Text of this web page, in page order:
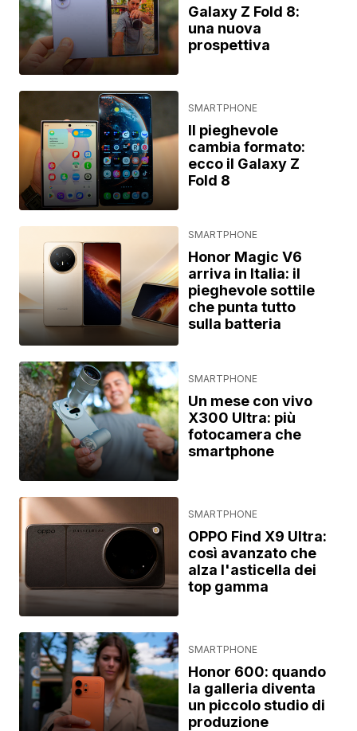
Galaxy Z Fold 8:
una nuova
prospettiva
SMARTPHONE
Il pieghevole
cambia formato:
ecco il Galaxy Z
Fold 8
SMARTPHONE
Honor Magic V6
arriva in Italia: il
pieghevole sottile
che punta tutto
sulla batteria
SMARTPHONE
Un mese con vivo
X300 Ultra: più
fotocamera che
smartphone
SMARTPHONE
OPPO Find X9 Ultra:
così avanzato che
alza l'asticella dei
top gamma
SMARTPHONE
Honor 600: quando
la galleria diventa
un piccolo studio di
produzione